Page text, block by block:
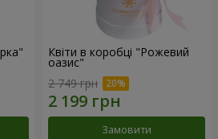
Квіти в коробці "Рожевий
оазис"
2 749 грн
Замовити